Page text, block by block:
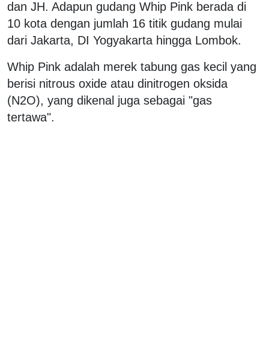
dan JH. Adapun gudang Whip Pink berada di
10 kota dengan jumlah 16 titik gudang mulai
dari Jakarta, DI Yogyakarta hingga Lombok.
Whip Pink adalah merek tabung gas kecil yang
berisi nitrous oxide atau dinitrogen oksida
(N2O), yang dikenal juga sebagai "gas
tertawa".